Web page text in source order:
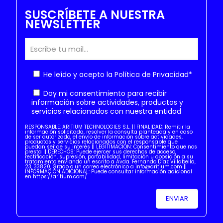
SUSCRÍBETE A NUESTRA
NEWSLETTER
He leído y acepto la Política de Privacidad*
Doy mi consentimiento para recibir
información sobre actividades, productos y
servicios relacionados con nuestra entidad
RESPONSABLE: ARITIUM TECHNOLOGIES S.L. || FINALIDAD: Remitir la
información solicitada, resolver la consulta planteada y en caso
de ser autorizado, el envío de información sobre actividades,
productos y servicios relacionados con el responsable que
puedan ser de su interés || LEGITIMACIÓN: Consentimiento que nos
presta || DERECHOS: Puede ejercer sus derechos de acceso,
rectificación, supresión, portabilidad, limitación u oposición a su
tratamiento enviando un escrito a Avda. Fernando Díaz Villabella,
23, 33820, Grado o un correo electrónico a info@aritium.com ||
INFORMACIÓN ADICIONAL: Puede consultar información adicional
en https://aritium.com/